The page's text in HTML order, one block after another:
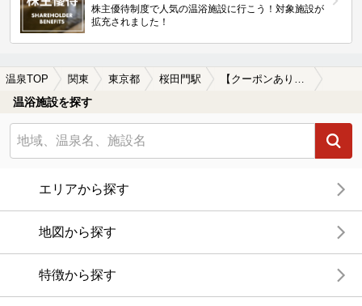
株主優待制度で人気の温浴施設に行こう！対象施設が
拡充されました！
温泉TOP 関東 東京都 桜田門駅
温浴施設を探す
エリアから探す
地図から探す
特徴から探す